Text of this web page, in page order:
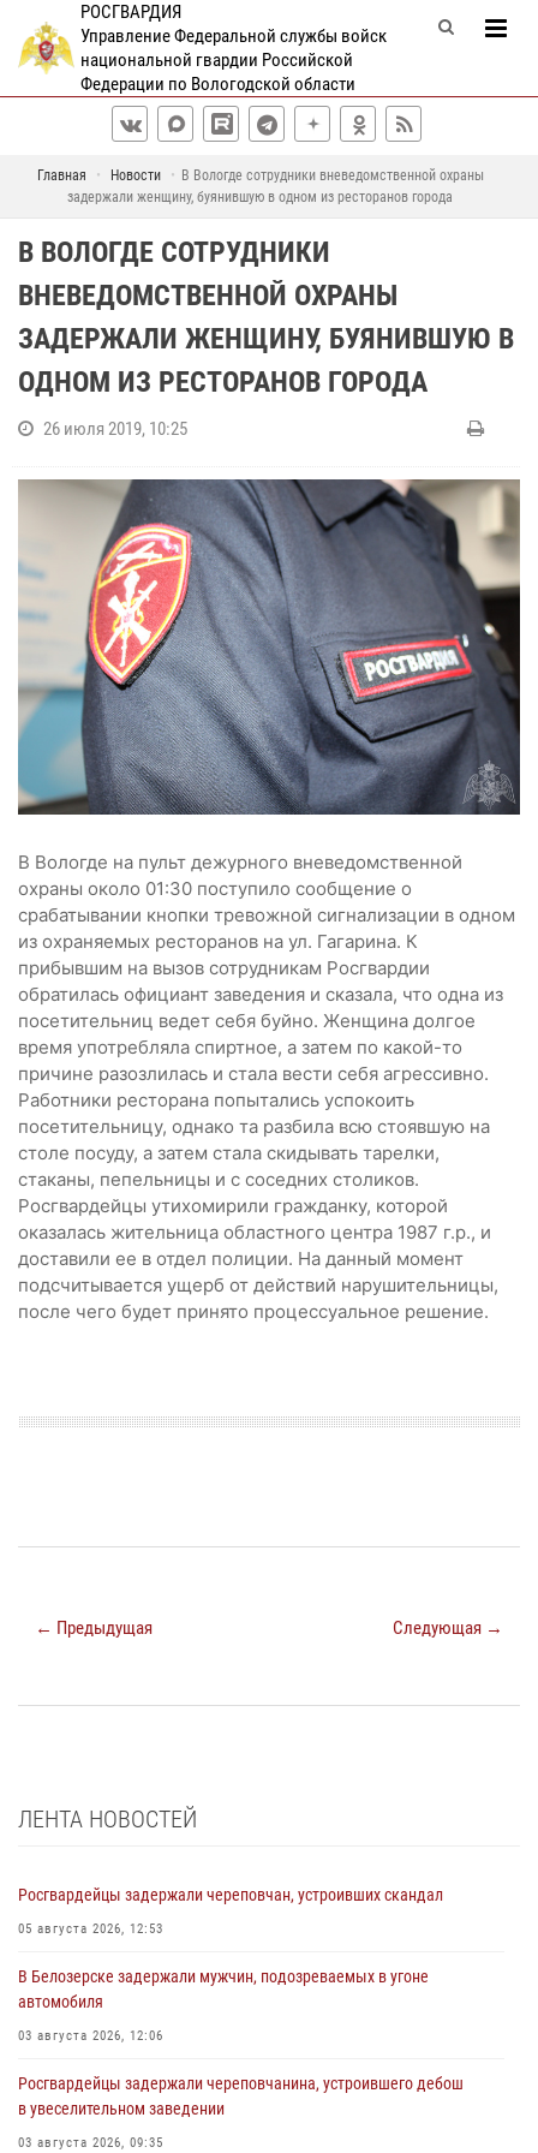
РОСГВАРДИЯ
Управление Федеральной службы войск
национальной гвардии Российской
Федерации по Вологодской области
Главная Новости
В Вологде сотрудники вневедомственной охраны
задержали женщину, буянившую в одном из ресторанов города
В ВОЛОГДЕ СОТРУДНИКИ
ВНЕВЕДОМСТВЕННОЙ ОХРАНЫ
ЗАДЕРЖАЛИ ЖЕНЩИНУ, БУЯНИВШУЮ В
ОДНОМ ИЗ РЕСТОРАНОВ ГОРОДА
26 июля 2019, 10:25
В Вологде на пульт дежурного вневедомственной
охраны около 01:30 поступило сообщение о
срабатывании кнопки тревожной сигнализации в одном
из охраняемых ресторанов на ул. Гагарина. К
прибывшим на вызов сотрудникам Росгвардии
обратилась официант заведения и сказала, что одна из
посетительниц ведет себя буйно. Женщина долгое
время употребляла спиртное, а затем по какой-то
причине разозлилась и стала вести себя агрессивно.
Работники ресторана попытались успокоить
посетительницу, однако та разбила всю стоявшую на
столе посуду, а затем стала скидывать тарелки,
стаканы, пепельницы и с соседних столиков.
Росгвардейцы утихомирили гражданку, которой
оказалась жительница областного центра 1987 г.р., и
доставили ее в отдел полиции. На данный момент
подсчитывается ущерб от действий нарушительницы,
после чего будет принято процессуальное решение.
← Предыдущая Следующая →
ЛЕНТА НОВОСТЕЙ
Росгвардейцы задержали череповчан, устроивших скандал
05 августа 2026, 12:53
В Белозерске задержали мужчин, подозреваемых в угоне
автомобиля
03 августа 2026, 12:06
Росгвардейцы задержали череповчанина, устроившего дебош
в увеселительном заведении
03 августа 2026, 09:35